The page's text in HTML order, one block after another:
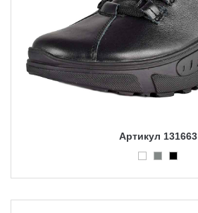
Артикул 131663